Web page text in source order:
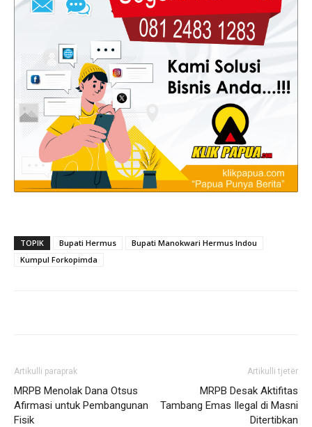
TOPIK Bupati Hermus
Bupati Manokwari Hermus Indou
Kumpul Forkopimda
Artikulli paraprak
MRPB Menolak Dana Otsus
Afirmasi untuk Pembangunan
Fisik
Artikulli tjetër
MRPB Desak Aktifitas
Tambang Emas Ilegal di Masni
Ditertibkan